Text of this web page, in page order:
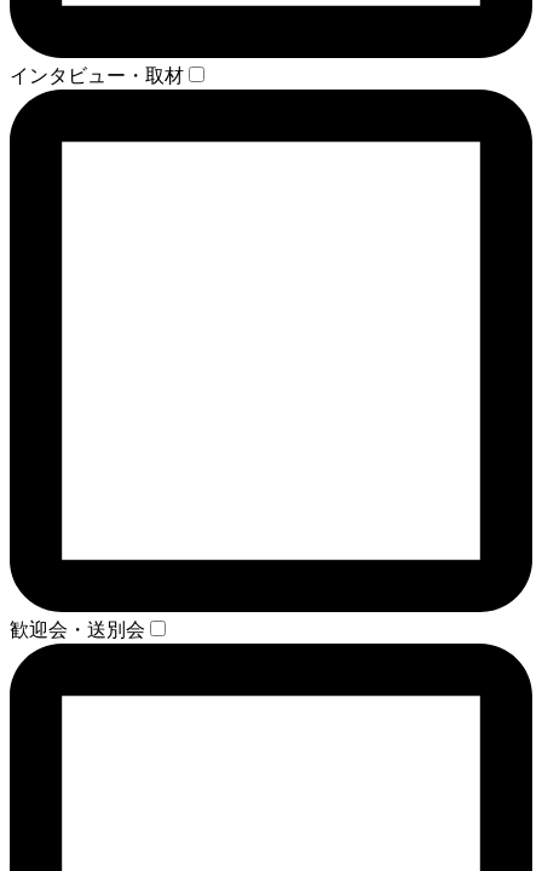
インタビュー・取材
歓迎会・送別会